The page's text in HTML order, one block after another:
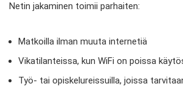
Netin jakaminen toimii parhaiten:
Matkoilla ilman muuta internetiä
Vikatilanteissa, kun WiFi on poissa
Työ- tai opiskelureissuilla, joissa